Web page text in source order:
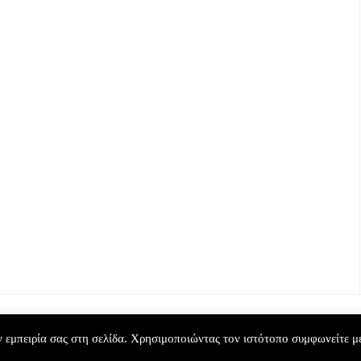
σας στη σελίδα. Χρησιμοποιώντας τον ιστότοπο συμφωνείτε